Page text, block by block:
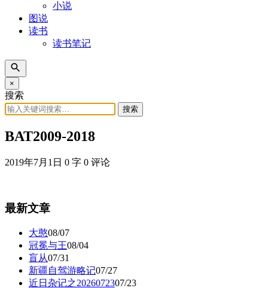
小说
图说
读书
读书笔记
×
搜索
搜索
BAT2009-2018
2019年7月1日 0 字 0 评论
最新文章
大憨08/07
冠冕与王08/04
盲从07/31
新疆自驾游略记07/27
近日杂记之2026072307/23